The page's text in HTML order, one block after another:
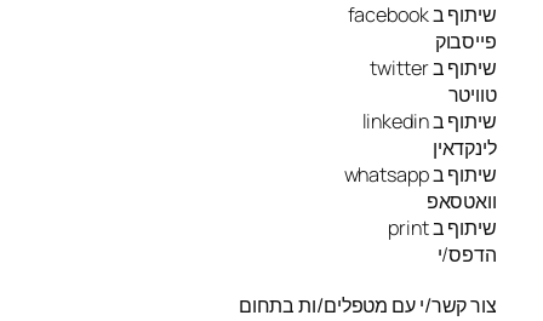
שיתוף ב facebook
פייסבוק
שיתוף ב twitter
טוויטר
שיתוף ב linkedin
לינקדאין
שיתוף ב whatsapp
וואטסאפ
שיתוף ב print
הדפס/י
צור קשר/י עם מטפלים/ות בתחום